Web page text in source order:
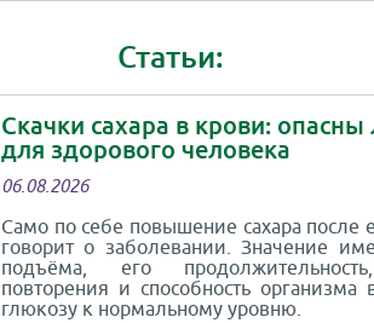
Статьи:
Скачки сахара в крови: опасны
для здорового человека
06.08.2026
Само по себе повышение сахара после
говорит о заболевании. Значение
подъёма, его
повторения и способность организма
глюкозу к нормальному уровню.